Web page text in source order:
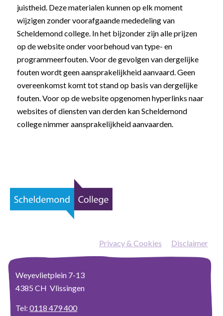
juistheid. Deze materialen kunnen op elk moment
wijzigen zonder voorafgaande mededeling van
Scheldemond college. In het bijzonder zijn alle prijzen
op de website onder voorbehoud van type- en
programmeerfouten. Voor de gevolgen van dergelijke
fouten wordt geen aansprakelijkheid aanvaard. Geen
overeenkomst komt tot stand op basis van dergelijke
fouten. Voor op de website opgenomen hyperlinks naar
websites of diensten van derden kan Scheldemond
college nimmer aansprakelijkheid aanvaarden.
Privacy & Cookies Disclaimer
Weyevlietplein 7-13
4385 CH Vlissingen
Tel:0118 479 400